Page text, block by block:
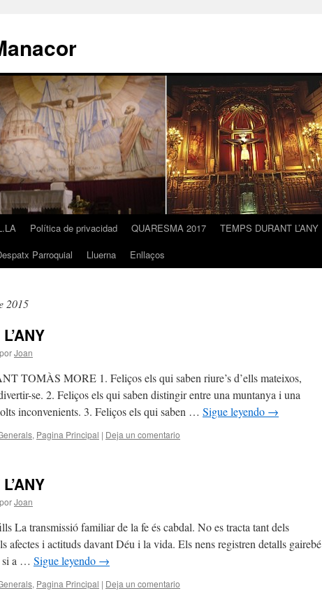
Política de privacidad QUARESMA 2017 TEMPS DURANT L’ANY
Parroquial Lluerna Enllaços
2015
porJoan
TOMÀS MORE 1. Feliços els qui saben riure’s d’ells mateixos,
se. 2. Feliços els qui saben distingir entre una muntanya i una
inconvenients. 3. Feliços els qui saben … Sigue leyendo →
, Pagina Principal | Deja un comentario
porJoan
La transmissió familiar de la fe és cabdal. No es tracta tant dels
afectes i actituds davant Déu i la vida. Els nens registren detalls gairebé
si a … Sigue leyendo →
, Pagina Principal | Deja un comentario